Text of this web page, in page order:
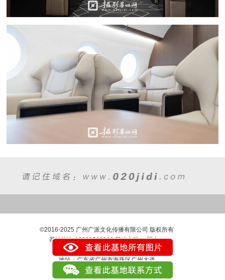
©2016-2025 广州广派文化传播有限公司 版权所有
基地咨询:13929502360 基地入驻:（同上）
Email：278490877@qq.com
地址：广东省广州市海珠区广州大道
51La